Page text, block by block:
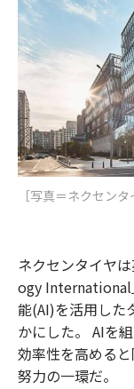
［写真＝ネクセンタ
ネクセンタイヤ
ogy International
能(AI)を活用した
かにした。 AIを
効率性を高める
努力の一環だ。